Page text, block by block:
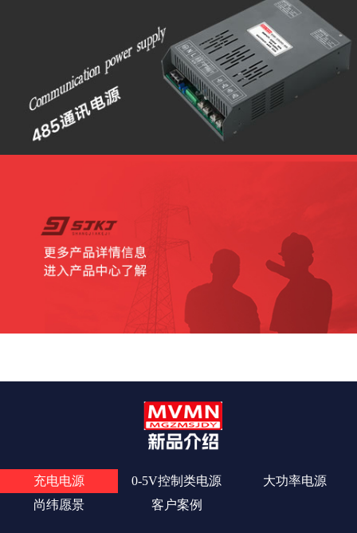
查看更多
充电电源 0-5V控制类电源
大功率电源
尚纬愿景
客户案例